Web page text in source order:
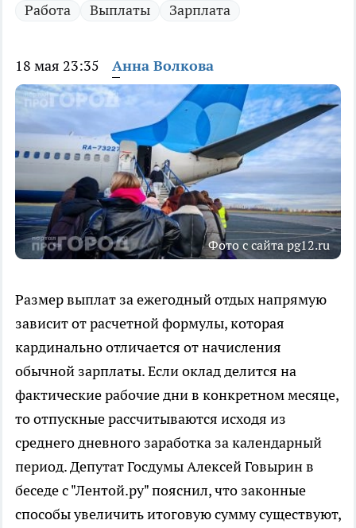
Работа
Выплаты Зарплата
18 мая 23:35 Анна Волкова
Фото с сайта pg12.ru
Размер выплат за ежегодный отдых напрямую
зависит от расчетной формулы, которая
кардинально отличается от начисления
обычной зарплаты. Если оклад делится на
фактические рабочие дни в конкретном месяце,
то отпускные рассчитываются исходя из
среднего дневного заработка за календарный
период. Депутат Госдумы Алексей Говырин в
беседе с "Лентой.ру" пояснил, что законные
способы увеличить итоговую сумму существуют,